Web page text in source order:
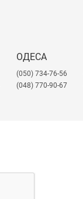
ОДЕСА
(050) 734-76-56
(048) 770-90-67